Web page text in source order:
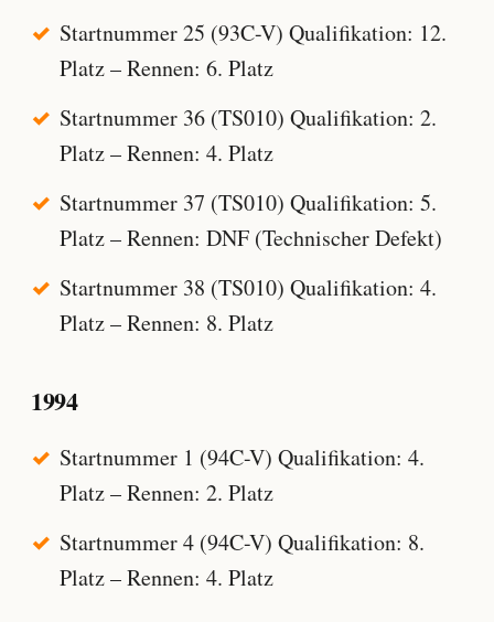
Startnummer 25 (93C-V) Qualifikation: 12.
Platz – Rennen: 6. Platz
Startnummer 36 (TS010) Qualifikation: 2.
Platz – Rennen: 4. Platz
Startnummer 37 (TS010) Qualifikation: 5.
Platz – Rennen: DNF (Technischer Defekt)
Startnummer 38 (TS010) Qualifikation: 4.
Platz – Rennen: 8. Platz
1994
Startnummer 1 (94C-V) Qualifikation: 4.
Platz – Rennen: 2. Platz
Startnummer 4 (94C-V) Qualifikation: 8.
Platz – Rennen: 4. Platz